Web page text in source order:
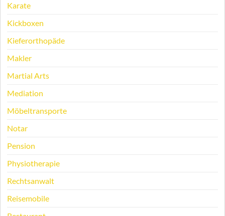
Karate
Kickboxen
Kieferorthopäde
Makler
Martial Arts
Mediation
Möbeltransporte
Notar
Pension
Physiotherapie
Rechtsanwalt
Reisemobile